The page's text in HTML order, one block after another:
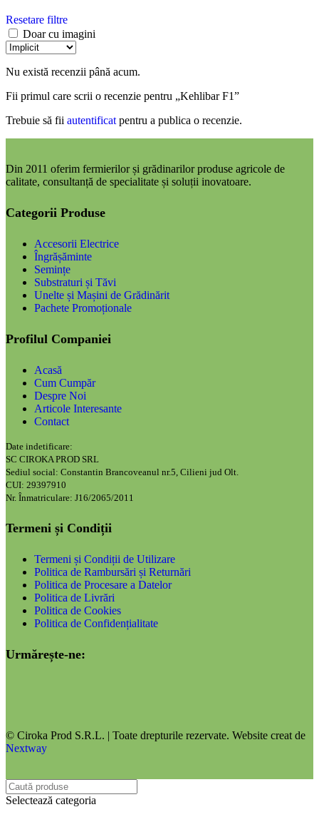
Resetare filtre
Doar cu imagini
Nu există recenzii până acum.
Fii primul care scrii o recenzie pentru „Kehlibar F1”
Trebuie să fii autentificat pentru a publica o recenzie.
Din 2011 oferim fermierilor și grădinarilor produse agricole de
calitate, consultanță de specialitate și soluții inovatoare.
Categorii Produse
Accesorii Electrice
Îngrășăminte
Semințe
Substraturi și Tăvi
Unelte și Mașini de Grădinărit
Pachete Promoționale
Profilul Companiei
Acasă
Cum Cumpăr
Despre Noi
Articole Interesante
Contact
Date indetificare:
SC CIROKA PROD SRL
Sediul social: Constantin Brancoveanul nr.5, Cilieni jud Olt.
CUI: 29397910
Nr. Înmatriculare: J16/2065/2011
Termeni și Condiții
Termeni și Condiții de Utilizare
Politica de Rambursări și Returnări
Politica de Procesare a Datelor
Politica de Livrări
Politica de Cookies
Politica de Confidențialitate
Urmărește-ne:
© Ciroka Prod S.R.L. | Toate drepturile rezervate. Website creat de
Nextway
Selectează categoria